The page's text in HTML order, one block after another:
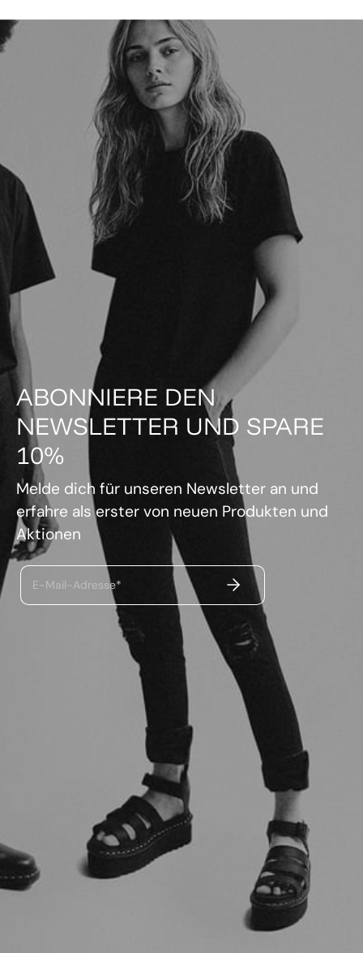
ABONNIERE DEN
NEWSLETTER UND SPARE
10%
Melde dich für unseren Newsletter an und
erfahre als erster von neuen Produkten und
Aktionen
E-Mail-Adresse* ABSENDEN